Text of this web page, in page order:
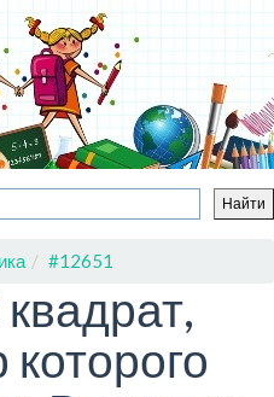
#12651